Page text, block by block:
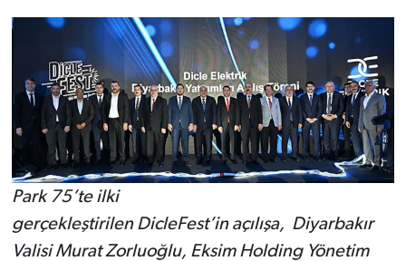
Park 75’te ilki
gerçekleştirilen DicleFest’in açılışa, Diyarbakır
Valisi Murat Zorluoğlu, Eksim Holding Yönetim